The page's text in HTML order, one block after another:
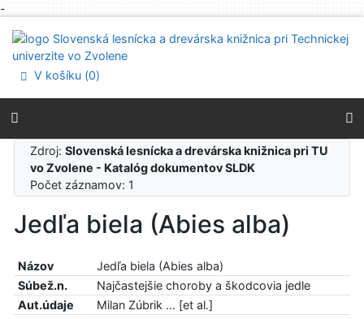
-
Prejsť na menu
Prehlásenie o webovej prístupnosti
V košíku (0)
Zdroj:Slovenská lesnícka a drevárska knižnica pri TU
vo Zvolene - Katalóg dokumentov SLDK
Počet záznamov: 1
Jedľa biela (Abies alba)
Názov
Jedľa biela (Abies alba)
Súbež.n.
Najčastejšie choroby a škodcovia jedle
Aut.údaje
Milan Zúbrik ... [et al.]